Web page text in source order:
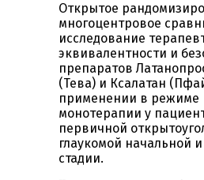
Открытое
многоцентровое
исследование
эквивалентности и
препаратов
(Тева) и Ксалатан
применении в режиме
монотерапии у
первичной
глаукомой начальной
стадии.